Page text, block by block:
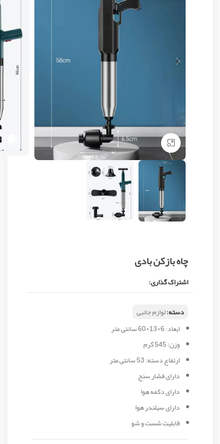
Click to enlarge
چاه بازکن بادی
اشتراک گذاری:
دسته:لوازم جانبی
ابعاد: 6×13×60 سانتی متر
وزن: 545 گرم
ارتفاع دسته: 53 سانتی متر
دارای فشار سنج
دارای دکمه هوا
دارای سیلندر هوا
قابلیت شست و شو